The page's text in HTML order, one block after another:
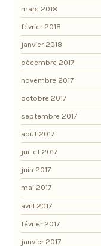
mars 2018
février 2018
janvier 2018
décembre 2017
novembre 2017
octobre 2017
septembre 2017
août 2017
juillet 2017
juin 2017
mai 2017
avril 2017
février 2017
janvier 2017